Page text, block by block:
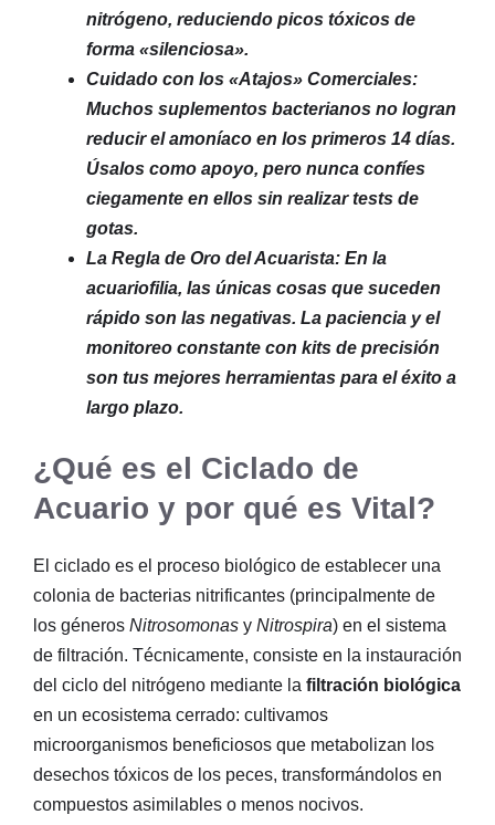
nitrógeno, reduciendo picos tóxicos de
forma «silenciosa».
Cuidado con los «Atajos» Comerciales:
Muchos suplementos bacterianos no logran
reducir el amoníaco en los primeros 14 días.
Úsalos como apoyo, pero nunca confíes
ciegamente en ellos sin realizar tests de
gotas.
La Regla de Oro del Acuarista: En la
acuariofilia, las únicas cosas que suceden
rápido son las negativas. La paciencia y el
monitoreo constante con kits de precisión
son tus mejores herramientas para el éxito a
largo plazo.
¿Qué es el Ciclado de
Acuario y por qué es Vital?
El ciclado es el proceso biológico de establecer una
colonia de bacterias nitrificantes (principalmente de
los géneros Nitrosomonas y Nitrospira) en el sistema
de filtración. Técnicamente, consiste en la instauración
del ciclo del nitrógeno mediante la filtración biológica
en un ecosistema cerrado: cultivamos
microorganismos beneficiosos que metabolizan los
desechos tóxicos de los peces, transformándolos en
compuestos asimilables o menos nocivos.